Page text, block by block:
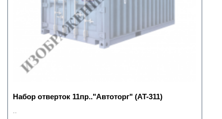
Набор отверток 11пр.."Автоторг" (AT-311)